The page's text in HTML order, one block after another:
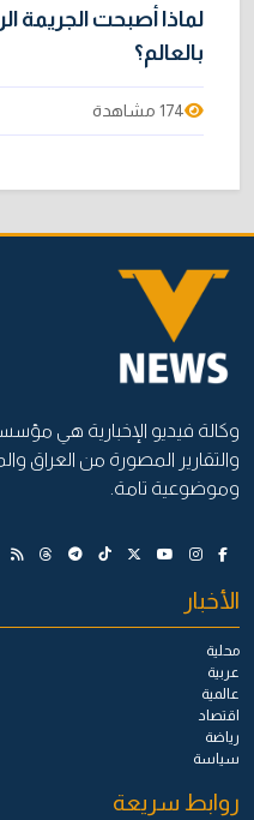
لماذا أصبحت الجريمة
بالعالم؟
174 مشاهدة
وكالة فيديو الإخبارية هي
والتقارير المصورة من العراق
وموضوعية تامة.
الأخبار
محلية
عربية
عالمية
اقتصاد
رياضة
سياسة
روابط سريعة